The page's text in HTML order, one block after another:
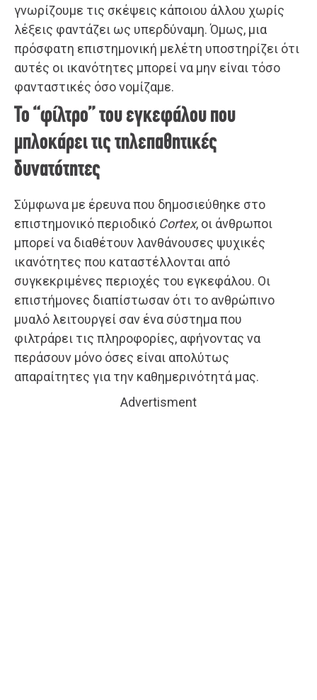
γνωρίζουμε τις σκέψεις κάποιου άλλου χωρίς
λέξεις φαντάζει ως υπερδύναμη. Όμως, μια
πρόσφατη επιστημονική μελέτη υποστηρίζει ότι
αυτές οι ικανότητες μπορεί να μην είναι τόσο
φανταστικές όσο νομίζαμε.
Το “φίλτρο” του εγκεφάλου που
μπλοκάρει τις τηλεπαθητικές
δυνατότητες
Σύμφωνα με έρευνα που δημοσιεύθηκε στο
επιστημονικό περιοδικό Cortex, οι άνθρωποι
μπορεί να διαθέτουν λανθάνουσες ψυχικές
ικανότητες που καταστέλλονται από
συγκεκριμένες περιοχές του εγκεφάλου. Οι
επιστήμονες διαπίστωσαν ότι το ανθρώπινο
μυαλό λειτουργεί σαν ένα σύστημα που
φιλτράρει τις πληροφορίες, αφήνοντας να
περάσουν μόνο όσες είναι απολύτως
απαραίτητες για την καθημερινότητά μας.
Advertisment